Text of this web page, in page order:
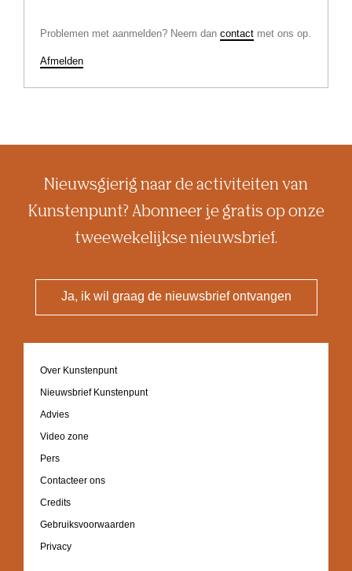
Problemen met aanmelden? Neem dancontact met ons op.
Afmelden
Nieuwsgierig naar de activiteiten van
Kunstenpunt? Abonneer je gratis op onze
tweewekelijkse nieuwsbrief.
Ja, ik wil graag de nieuwsbrief ontvangen
Footer
navigation
Over Kunstenpunt
Nieuwsbrief Kunstenpunt
Advies
Video zone
Pers
Contacteer ons
Credits
Gebruiksvoorwaarden
Privacy